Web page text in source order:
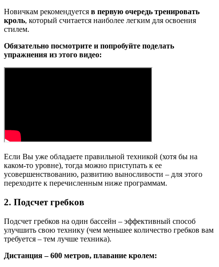
Новичкам рекомендуется в первую очередь тренировать
кроль, который считается наиболее легким для освоения
стилем.
Обязательно посмотрите и попробуйте поделать
упражнения из этого видео:
Если Вы уже обладаете правильной техникой (хотя бы на
каком-то уровне), тогда можно приступать к ее
усовершенствованию, развитию выносливости – для этого
переходите к перечисленным ниже программам.
2. Подсчет гребков
Подсчет гребков на один бассейн – эффективный способ
улучшить свою технику (чем меньшее количество гребков вам
требуется – тем лучше техника).
Дистанция – 600 метров, плавание кролем: